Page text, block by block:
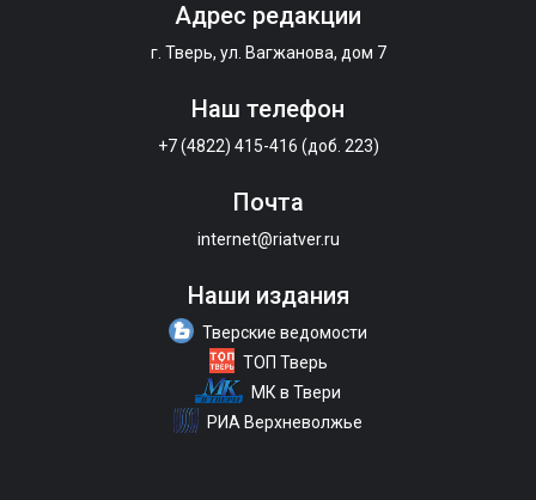
Адрес редакции
г. Тверь, ул. Вагжанова, дом 7
Наш телефон
+7 (4822) 415-416 (доб. 223)
Почта
internet@riatver.ru
Наши издания
Тверские ведомости
ТОП Тверь
МК в Твери
РИА Верхневолжье